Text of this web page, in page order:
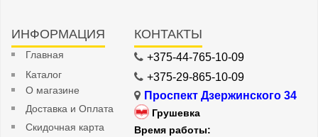
ИНФОРМАЦИЯ
Главная
Каталог
О магазине
Доставка и Оплата
Скидочная карта
КОНТАКТЫ
+375-44-765-10-09
+375-29-865-10-09
Проспект Дзержинского 34
Грушевка
Время работы: